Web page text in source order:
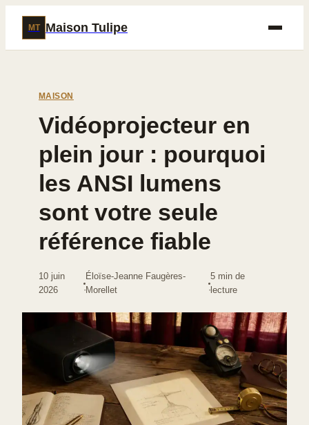
MT Maison Tulipe
MAISON
Vidéoprojecteur en
plein jour : pourquoi
les ANSI lumens
sont votre seule
référence fiable
10 juin
2026
·
Éloïse-Jeanne Faugères-
Morellet
·
5 min de
lecture